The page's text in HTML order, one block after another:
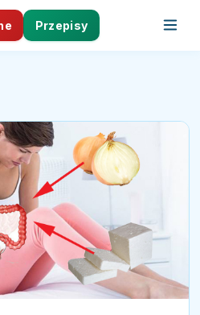
Przepisy